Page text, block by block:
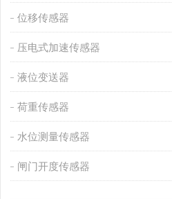
位移传感器
压电式加速传感器
液位变送器
荷重传感器
水位测量传感器
闸门开度传感器